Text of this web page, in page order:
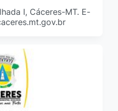
I, Cáceres-MT. E-